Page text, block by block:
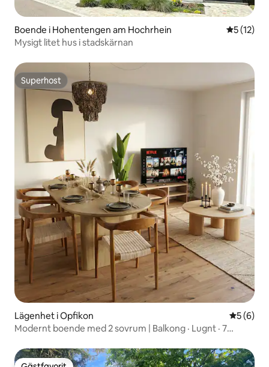
Boende i Hohentengen am Hochrhein 5 av 5 i
5 (12)
Mysigt litet hus i stadskärnan
Superhost
Superhost
Lägenhet i Opfikon 5 av 5 i
5 (6)
Modernt boende med 2 sovrum | Balkong · Lugnt · 7